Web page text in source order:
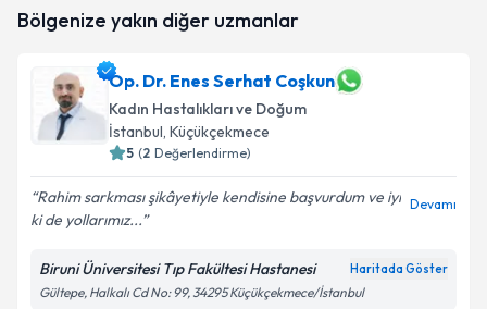
Bölgenize yakın diğer uzmanlar
Op. Dr. Enes Serhat Coşkun
Kadın Hastalıkları ve Doğum
İstanbul, Küçükçekmece
5 (2 Değerlendirme)
Rahim sarkması şikâyetiyle kendisine başvurdum ve iyi
ki de yollarımız...
Devamı
Biruni Üniversitesi Tıp Fakültesi Hastanesi Haritada Göster
Gültepe, Halkalı Cd No: 99, 34295 Küçükçekmece/İstanbul